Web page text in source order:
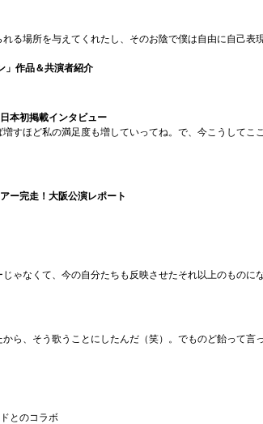
る場所を与えてくれたし、そのお陰で僕は自由に自己表
」作品＆共演者紹介
本初掲載インタビュー
すほど私の満足度も増していってね。で、今こうしてこ
ー完走！大阪公演レポート
ゃなくて、今の自分たちも反映させたそれ以上のものにな
ら、そう歌うことにしたんだ（笑）。でものど飴って言
とのコラボ